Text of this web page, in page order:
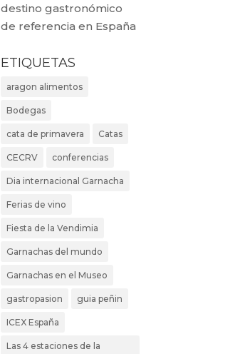
destino gastronómico
de referencia en España
ETIQUETAS
aragon alimentos
Bodegas
cata de primavera Catas
CECRV conferencias
Dia internacional Garnacha
Ferias de vino
Fiesta de la Vendimia
Garnachas del mundo
Garnachas en el Museo
gastropasion guia peñin
ICEX España
Las 4 estaciones de la